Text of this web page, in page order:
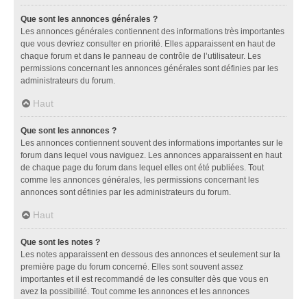
Que sont les annonces générales ?
Les annonces générales contiennent des informations très importantes
que vous devriez consulter en priorité. Elles apparaissent en haut de
chaque forum et dans le panneau de contrôle de l’utilisateur. Les
permissions concernant les annonces générales sont définies par les
administrateurs du forum.
Haut
Que sont les annonces ?
Les annonces contiennent souvent des informations importantes sur le
forum dans lequel vous naviguez. Les annonces apparaissent en haut
de chaque page du forum dans lequel elles ont été publiées. Tout
comme les annonces générales, les permissions concernant les
annonces sont définies par les administrateurs du forum.
Haut
Que sont les notes ?
Les notes apparaissent en dessous des annonces et seulement sur la
première page du forum concerné. Elles sont souvent assez
importantes et il est recommandé de les consulter dès que vous en
avez la possibilité. Tout comme les annonces et les annonces